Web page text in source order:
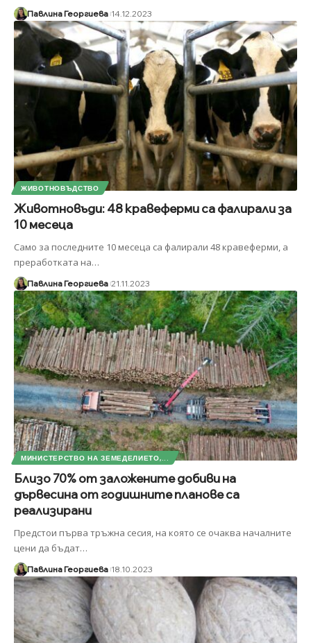
Павлина Георгиева 14.12.2023
ЖИВОТНОВЪДСТВО
Животновъди: 48 кравеферми са фалирали за
10 месеца
Само за последните 10 месеца са фалирали 48 кравеферми, а
преработката на…
Павлина Георгиева 21.11.2023
МИНИСТЕРСТВО НА ЗЕМЕДЕЛИЕТО,...
Близо 70% от заложените добиви на
дървесина от годишните планове са
реализирани
Предстои първа тръжна сесия, на която се очаква началните
цени да бъдат…
Павлина Георгиева 18.10.2023